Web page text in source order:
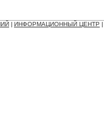
ИНФОРМАЦИОННЫЙ ЦЕНТР